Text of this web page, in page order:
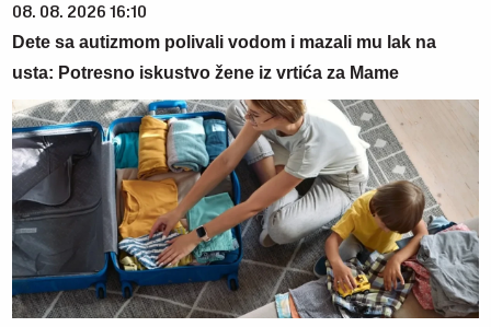
08. 08. 2026 16:10
Dete sa autizmom polivali vodom i mazali mu lak na
usta: Potresno iskustvo žene iz vrtića za Mame